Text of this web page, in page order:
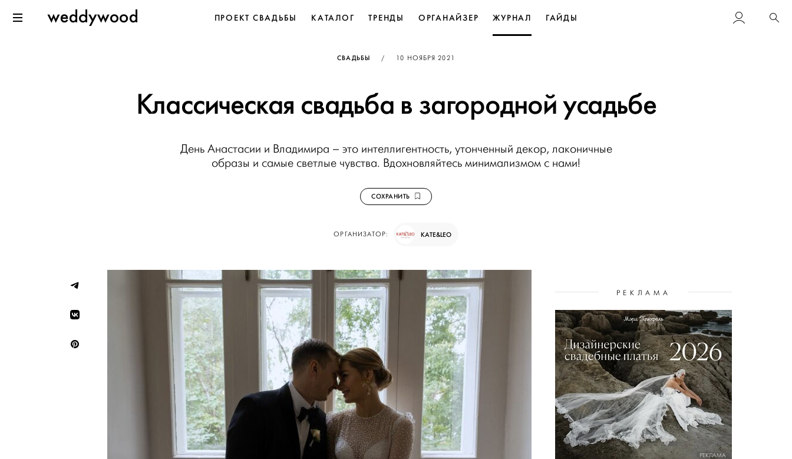
к содержанию
WeddywoodПРОЕКТ СВАДЬБЫ КАТАЛОГ ТРЕНДЫ ОРГАНАЙЗЕР ЖУРНАЛ ГАЙДЫ
СВАДЬБЫ / ОПУБЛИКОВАНО
10 НОЯБРЯ 2021
Классическая свадьба в загородной усадьбе
День Анастасии и Владимира – это интеллигентность, утонченный декор, лаконичные
образы и самые светлые чувства. Вдохновляйтесь минимализмом с нами!
СОХРАНИТЬ
ОРГАНИЗАТОР: KATE&LEO
РЕКЛАМА
РЕКЛАМА